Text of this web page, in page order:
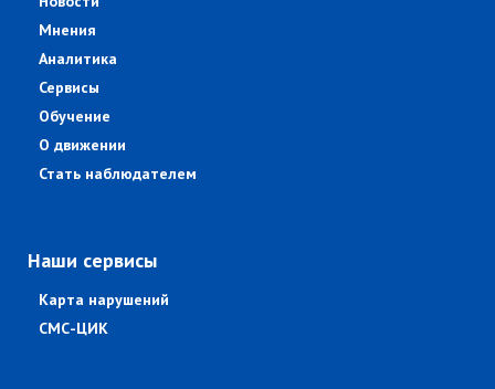
Мнения
Аналитика
Сервисы
Обучение
О движении
Стать наблюдателем
Наши сервисы
Карта нарушений
СМС-ЦИК